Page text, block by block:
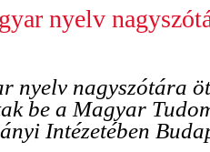
nyelv
nyelv nagyszótára
be a Magyar
Intézetében